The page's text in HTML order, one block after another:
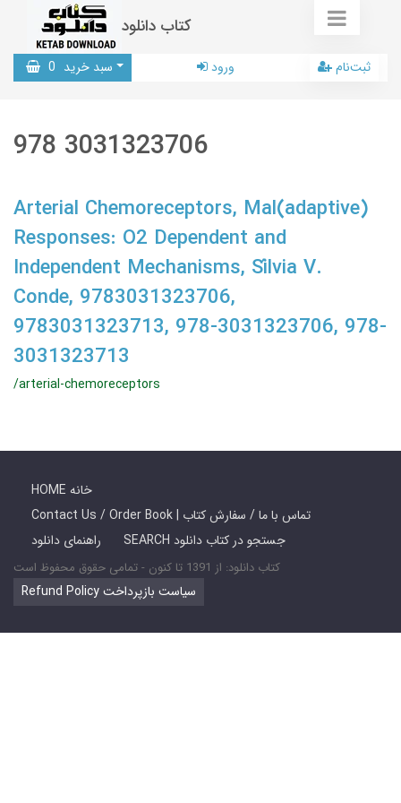
کتاب دانلود
سبد خرید 0 ورود ثبت‌نام
978 3031323706
Arterial Chemoreceptors, Mal(adaptive)
Responses: O2 Dependent and
Independent Mechanisms, Sílvia V.
Conde, 9783031323706,
9783031323713, 978-3031323706, 978-
3031323713
/arterial-chemoreceptors
HOME خانه
Contact Us / Order Book | تماس با ما / سفارش کتاب
راهنمای دانلود
SEARCH جستجو در کتاب دانلود
کتاب دانلود: از 1391 تا کنون - تمامی حقوق محفوظ است
Refund Policy سیاست بازپرداخت